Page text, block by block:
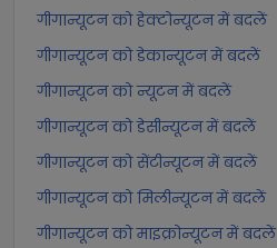
गीगान्यूटन को हेक्टोन्यूटन में बदलें
गीगान्यूटन को डेकान्यूटन में बदलें
गीगान्यूटन को न्यूटन में बदलें
गीगान्यूटन को डेसीन्यूटन में बदलें
गीगान्यूटन को सेंटीन्यूटन में बदलें
गीगान्यूटन को मिलीन्यूटन में बदलें
गीगान्यूटन को माइक्रोन्यूटन में बदलें